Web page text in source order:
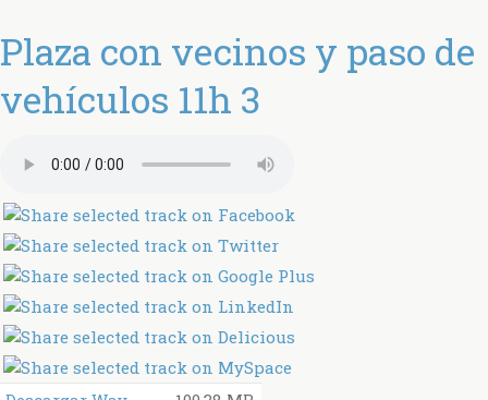
Plaza con vecinos y paso de
vehículos 11h 3